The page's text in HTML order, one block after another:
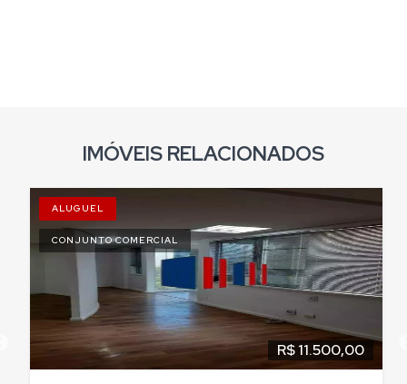
IMÓVEIS RELACIONADOS
ALUGUEL
CONJUNTO COMERCIAL
R$ 11.500,00